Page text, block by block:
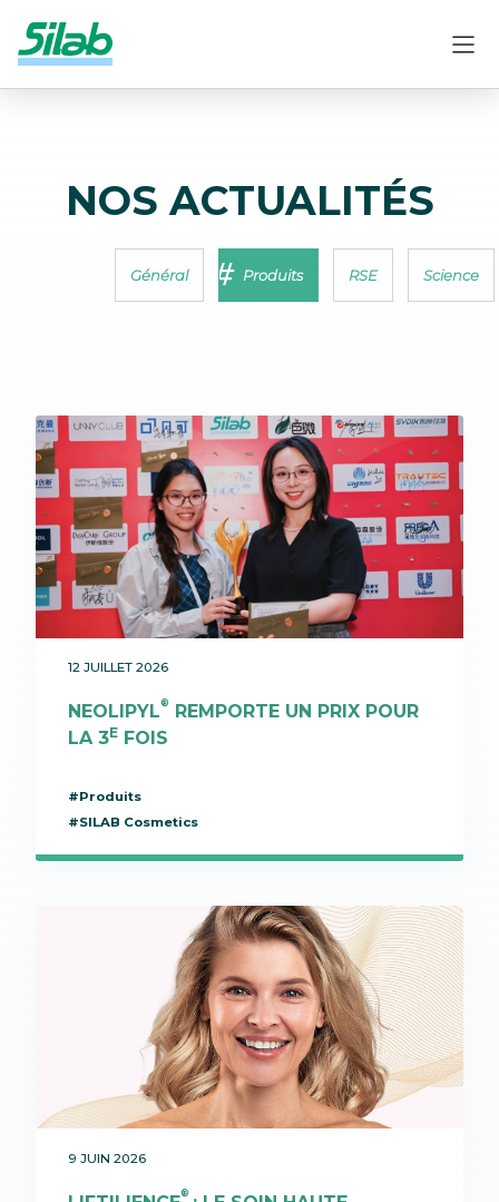
NOS ACTUALITÉS
Général Produits RSE Science
12 JUILLET 2026
NEOLIPYL®
REMPORTE UN PRIX POUR
LA 3EFOIS
#Produits
#SILAB Cosmetics
9 JUIN 2026
®